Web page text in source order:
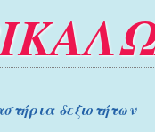
δεξιοτήτων